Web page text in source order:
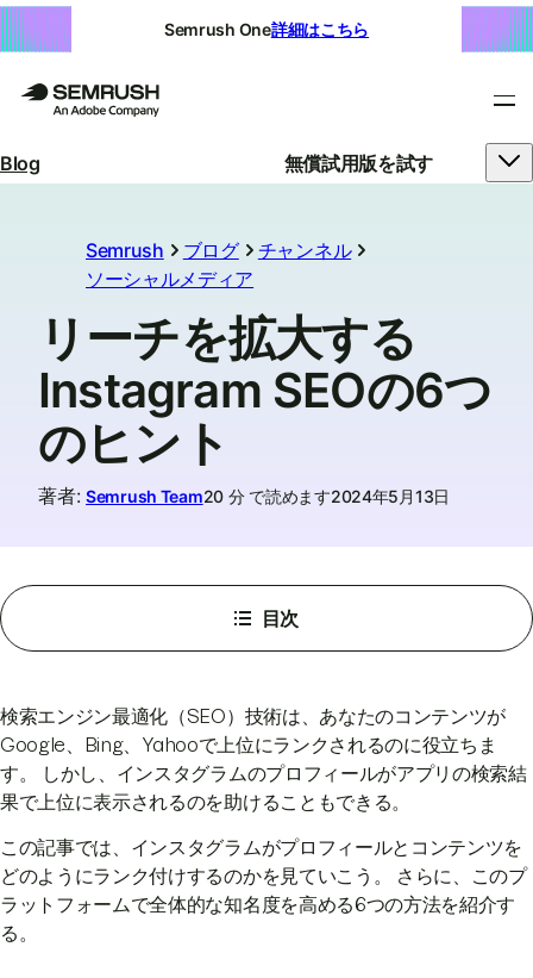
Semrush One詳細はこちら
Blog 無償試用版を試す
Semrush ブログ
チャンネル
ソーシャルメディア
リーチを拡大する
Instagram SEOの6つ
のヒント
著者: Semrush Team20 分 で読めます2024年5月13日
目次
検索エンジン最適化（SEO）技術は、あなたのコンテンツが
Google、Bing、Yahooで上位にランクされるのに役立ちま
す。 しかし、インスタグラムのプロフィールがアプリの検索結
果で上位に表示されるのを助けることもできる。
この記事では、インスタグラムがプロフィールとコンテンツを
どのようにランク付けするのかを見ていこう。 さらに、このプ
ラットフォームで全体的な知名度を高める6つの方法を紹介す
る。